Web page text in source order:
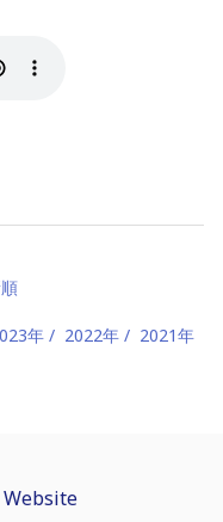
年 2022年 2021年
Website